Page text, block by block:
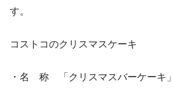
す。
コストコのクリスマスケーキ
・名 称 「クリスマスバーケーキ」